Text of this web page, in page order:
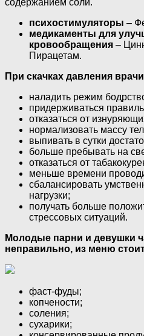
содержанием соли.
психостимуляторы –
медикаменты для
кровообращения –
Пирацетам.
При скачках давления
наладить режим
придерживаться
отказаться от
нормализовать массу
выпивать в сутки
больше пребывать на
отказаться от
меньше времени
сбалансировать
нагрузки;
получать больше
стрессовых ситуаций.
Молодые парни и девушки
неправильно, из меню
фаст-фуды;
копчености;
соления;
сухарики;